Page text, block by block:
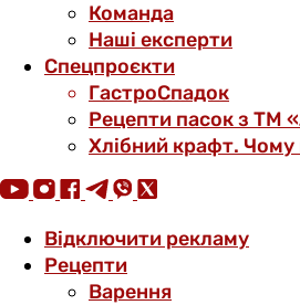
Команда
Наші експерти
Спецпроєкти
ГастроСпадок
Рецепти пасок з ТМ
Хлібний крафт. Чому
Відключити рекламу
Рецепти
Варення